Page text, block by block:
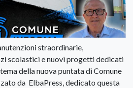
straordinarie,
scolastici e nuovi progetti dedicati
della nuova puntata di Comune
da ElbaPress, dedicato questa